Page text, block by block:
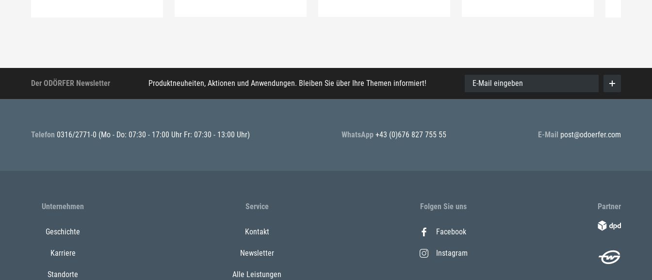
Der ODÖRFER Newsletter Produktneuheiten, Aktionen und Anwendungen. Bleiben Sie über Ihre Themen informiert! E-Mail eingeben
Telefon 0316/2771-0 (Mo - Do: 07:30 - 17:00 Uhr Fr: 07:30 - 13:00 Uhr) WhatsApp +43 (0)676 827 755 55 E-Mail post@odoerfer.com
Unternehmen
Geschichte
Karriere
Standorte
Service
Kontakt
Newsletter
Alle Leistungen
Folgen Sie uns
Facebook
Instagram
Partner